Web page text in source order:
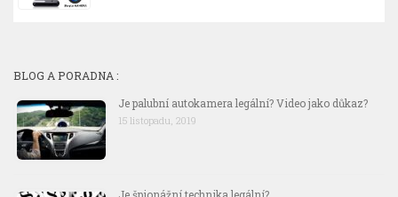
BLOG A PORADNA :
Je palubní autokamera legální? Video jako důkaz?
15 listopadu, 2019